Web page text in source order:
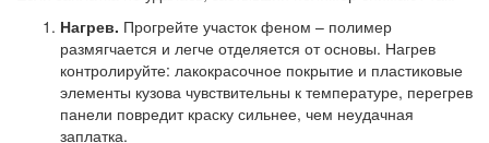
Нагрев. Прогрейте участок феном – полимер
размягчается и легче отделяется от основы. Нагрев
контролируйте: лакокрасочное покрытие и пластиковые
элементы кузова чувствительны к температуре, перегрев
панели повредит краску сильнее, чем неудачная
заплатка.